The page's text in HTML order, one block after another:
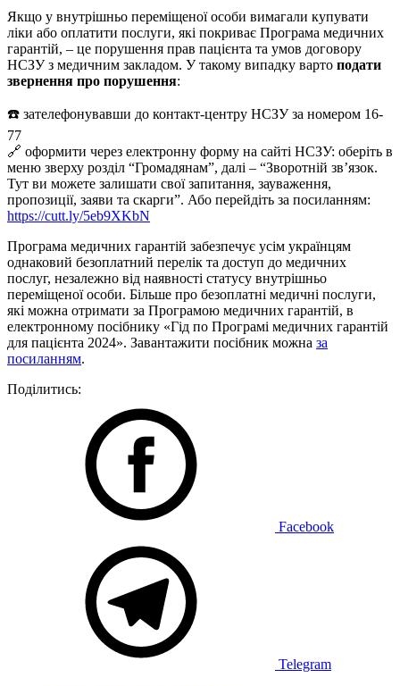
Якщо у внутрішньо переміщеної особи вимагали купувати
ліки або оплатити послуги, які покриває Програма медичних
гарантій, – це порушення прав пацієнта та умов договору
НСЗУ з медичним закладом. У такому випадку варто подати
звернення про порушення:
☎️ зателефонувавши до контакт-центру НСЗУ за номером 16-
77
🔗 оформити через електронну форму на сайті НСЗУ: оберіть в
меню зверху розділ “Громадянам”, далі – “Зворотній зв’язок.
Тут ви можете залишати свої запитання, зауваження,
пропозиції, заяви та скарги”. Або перейдіть за посиланням:
https://cutt.ly/5eb9XKbN
Програма медичних гарантій забезпечує усім українцям
однаковий безоплатний перелік та доступ до медичних
послуг, незалежно від наявності статусу внутрішньо
переміщеної особи. Більше про безоплатні медичні послуги,
які можна отримати за Програмою медичних гарантій, в
електронному посібнику «Гід по Програмі медичних гарантій
для пацієнта 2024». Завантажити посібник можна за
посиланням.
Поділитись:
Facebook
Telegram